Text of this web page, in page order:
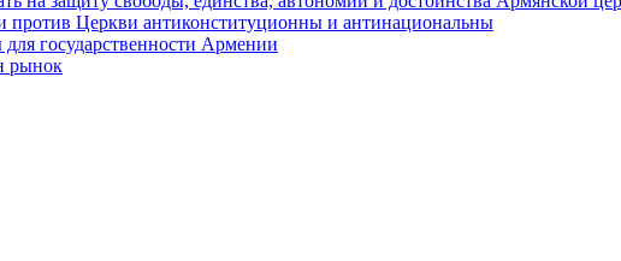
Церкви антиконституционны и антинациональны
государственности Армении
рынок